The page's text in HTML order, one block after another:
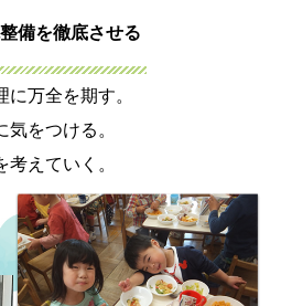
備を徹底させる
万全を期す。
をつける。
えていく。